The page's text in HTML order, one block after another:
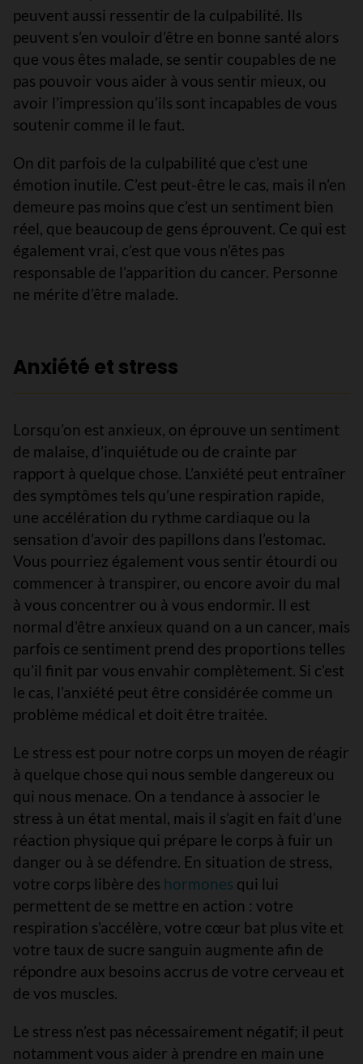
peuvent aussi ressentir de la culpabilité. Ils
peuvent s’en vouloir d’être en bonne santé alors
que vous êtes malade, se sentir coupables de ne
pas pouvoir vous aider à vous sentir mieux, ou
avoir l’impression qu’ils sont incapables de vous
soutenir comme il le faut.
On dit parfois de la culpabilité que c’est une
émotion inutile. C’est peut-être le cas, mais il n’en
demeure pas moins que c’est un sentiment bien
réel, que beaucoup de gens éprouvent. Ce qui est
également vrai, c’est que vous n’êtes pas
responsable de l’apparition du cancer. Personne
ne mérite d’être malade.
Anxiété et stress
Lorsqu’on est anxieux, on éprouve un sentiment
de malaise, d’inquiétude ou de crainte par
rapport à quelque chose. L’anxiété peut entraîner
des symptômes tels qu’une respiration rapide,
une accélération du rythme cardiaque ou la
sensation d’avoir des papillons dans l’estomac.
Vous pourriez également vous sentir étourdi ou
commencer à transpirer, ou encore avoir du mal
à vous concentrer ou à vous endormir. Il est
normal d’être anxieux quand on a un cancer, mais
parfois ce sentiment prend des proportions telles
qu’il finit par vous envahir complètement. Si c’est
le cas, l’anxiété peut être considérée comme un
problème médical et doit être traitée.
Le stress est pour notre corps un moyen de réagir
à quelque chose qui nous semble dangereux ou
qui nous menace. On a tendance à associer le
stress à un état mental, mais il s’agit en fait d’une
réaction physique qui prépare le corps à fuir un
danger ou à se défendre. En situation de stress,
votre corps libère des hormones qui lui
permettent de se mettre en action : votre
respiration s’accélère, votre cœur bat plus vite et
votre taux de sucre sanguin augmente afin de
répondre aux besoins accrus de votre cerveau et
de vos muscles.
Le stress n’est pas nécessairement négatif; il peut
notamment vous aider à prendre en main une